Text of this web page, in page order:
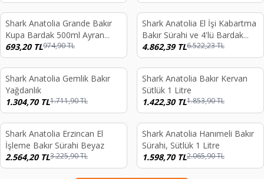
%29
Shark Anatolia Grande Bakır
Kupa Bardak 500ml Ayran
Bira Meşrubat
693,20TL974,90TL
%25
Shark Anatolia El İşi Kabartma
Bakır Sürahi ve 4'lü Bardak
Seti
4.862,39TL6.522,23TL
%24
Shark Anatolia Gemlik Bakır
Yağdanlık
1.304,70TL1.711,90TL
%23
Shark Anatolia Bakır Kervan
Sütlük 1 Litre
1.422,30TL1.853,90TL
%21
Shark Anatolia Erzincan El
İşleme Bakır Sürahi Beyaz
2.564,20TL3.225,90TL
%23
Shark Anatolia Hanımeli Bakır
Sürahi, Sütlük 1 Litre
1.598,70TL2.065,90TL